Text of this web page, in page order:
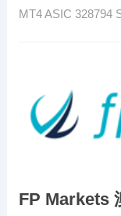
MT4 ASIC 328794
FP Markets